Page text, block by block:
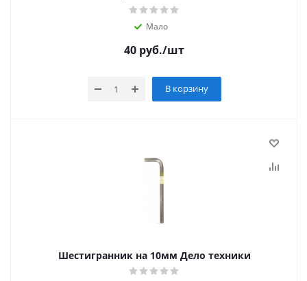
Мало
40 руб./шт
В корзину
Шестигранник на 10мм Дело техники